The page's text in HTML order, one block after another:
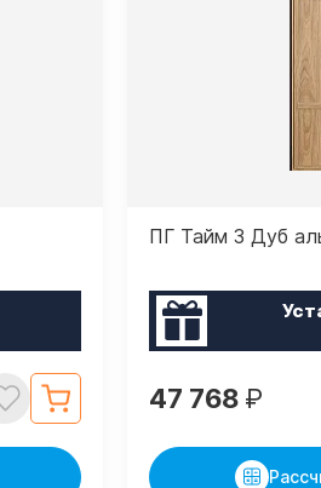
ПГ Тайм 3 Дуб
47 768 ₽